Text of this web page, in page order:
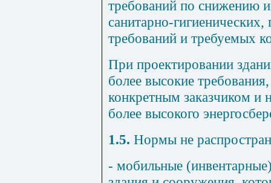
требований по снижению
санитарно-
требований и требуемых
При проектировании
более высокие
конкретным заказчиком и
более высокого
1.5. Нормы не
- мобильные